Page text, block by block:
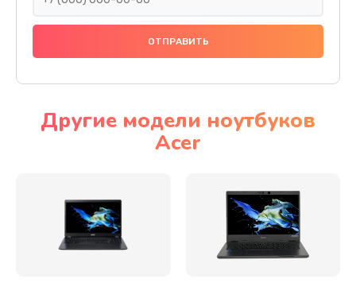
Ремонт подсветки
Настройка BIOS
Замена видеочипа
Другие модели ноутбуков
Acer